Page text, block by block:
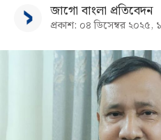
বিভাগ
আর্কাইভ
জাগো বাংলা প্রতিবেদন
প্রকাশ: ০৪ ডিসেম্বর